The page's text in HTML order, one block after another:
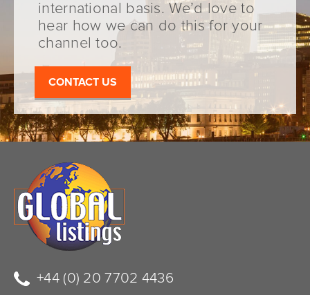
international basis. We’d love to
hear how we can do this for your
channel too.
CONTACT US
+44 (0) 20 7702 4436